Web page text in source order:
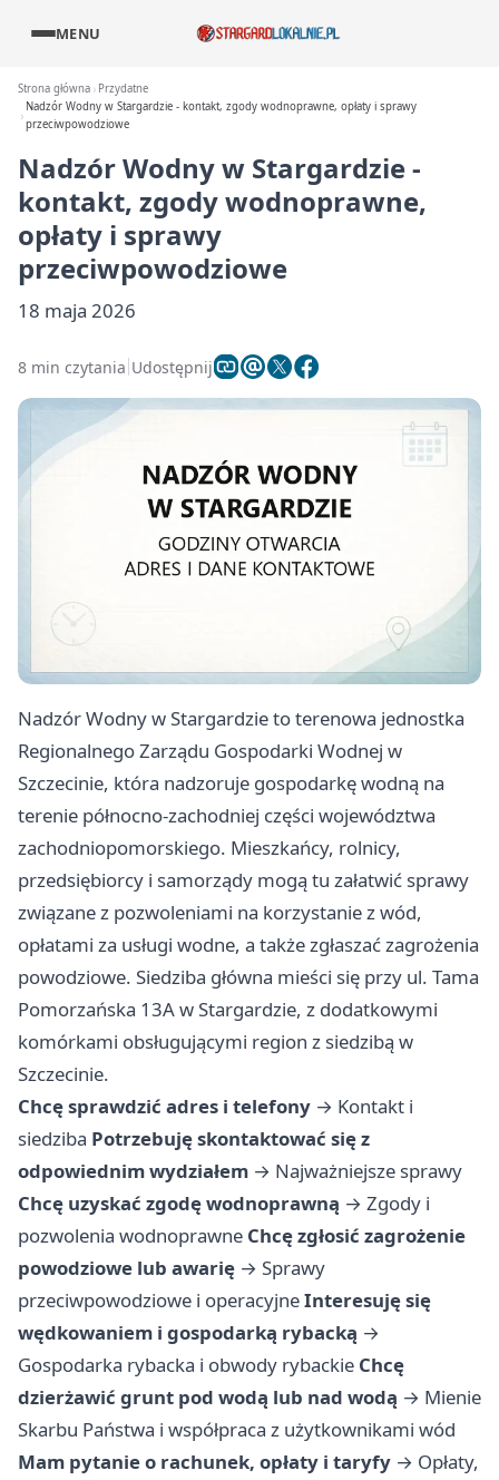
MENU
Strona główna
Przydatne
Nadzór Wodny w Stargardzie - kontakt, zgody wodnoprawne, opłaty i sprawy
przeciwpowodziowe
Nadzór Wodny w Stargardzie -
kontakt, zgody wodnoprawne,
opłaty i sprawy
przeciwpowodziowe
18 maja 2026
8 min czytania Udostępnij
Nadzór Wodny w Stargardzie to terenowa jednostka
Regionalnego Zarządu Gospodarki Wodnej w
Szczecinie, która nadzoruje gospodarkę wodną na
terenie północno-zachodniej części województwa
zachodniopomorskiego. Mieszkańcy, rolnicy,
przedsiębiorcy i samorządy mogą tu załatwić sprawy
związane z pozwoleniami na korzystanie z wód,
opłatami za usługi wodne, a także zgłaszać zagrożenia
powodziowe. Siedziba główna mieści się przy ul. Tama
Pomorzańska 13A w Stargardzie, z dodatkowymi
komórkami obsługującymi region z siedzibą w
Szczecinie.
Chcę sprawdzić adres i telefony → Kontakt i
siedziba Potrzebuję skontaktować się z
odpowiednim wydziałem → Najważniejsze sprawy
Chcę uzyskać zgodę wodnoprawną → Zgody i
pozwolenia wodnoprawne Chcę zgłosić zagrożenie
powodziowe lub awarię → Sprawy
przeciwpowodziowe i operacyjneInteresuję się
wędkowaniem i gospodarką rybacką →
Gospodarka rybacka i obwody rybackie Chcę
dzierżawić grunt pod wodą lub nad wodą → Mienie
Skarbu Państwa i współpraca z użytkownikami wód
Mam pytanie o rachunek, opłaty i taryfy → Opłaty,